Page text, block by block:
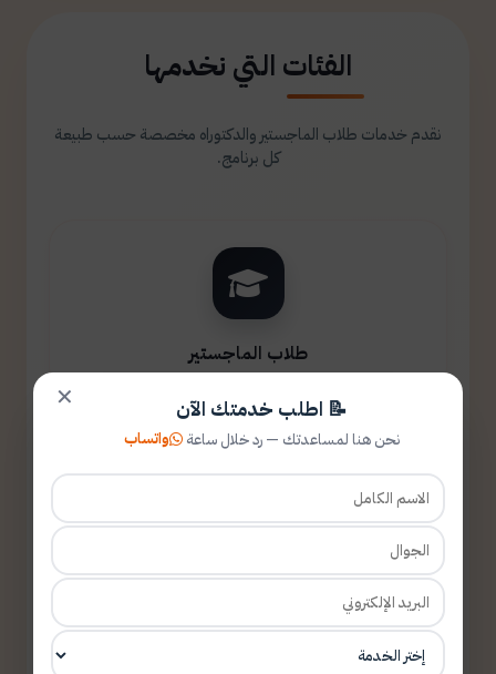
الفئات التي نخدمها
نقدم خدمات طلاب الماجستير والدكتوراه مخصصة حسب طبيعة
كل برنامج.
طلاب الماجستير
✕ 📝 اطلب خدمتك الآن
نحن هنا لمساعدتك — رد خلال ساعة واتساب